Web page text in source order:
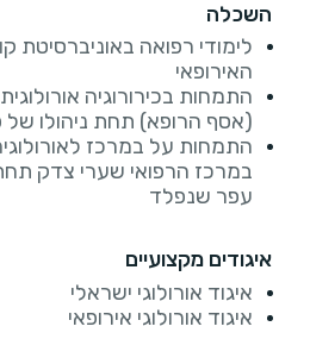
השכלה
לימודי רפואה באוניברסיטת
האירופאי
התמחות בכירורוגיה
(אסף הרופא) תחת ניהולו של
התמחות על במרכז
במרכז הרפואי שערי צדק
עפר שנפלד
איגודים מקצועיים
איגוד אורולוגי ישראלי
איגוד אורולוגי אירופאי